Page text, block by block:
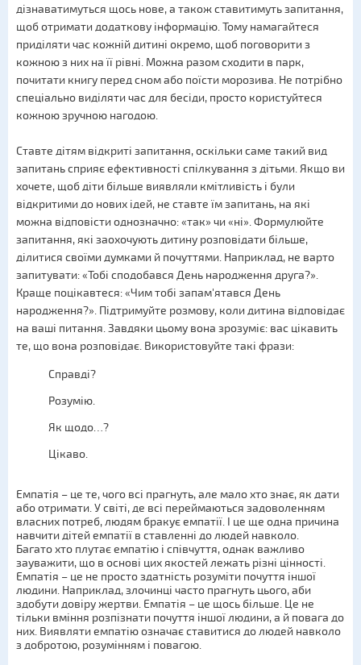
дізнаватимуться щось нове, а також ставитимуть запитання,
щоб отримати додаткову інформацію. Тому намагайтеся
приділяти час кожній дитині окремо, щоб поговорити з
кожною з них на її рівні. Можна разом сходити в парк,
почитати книгу перед сном або поїсти морозива. Не потрібно
спеціально виділяти час для бесіди, просто користуйтеся
кожною зручною нагодою.
Ставте дітям відкриті запитання, оскільки саме такий вид
запитань сприяє ефективності спілкування з дітьми. Якщо ви
хочете, щоб діти більше виявляли кмітливість і були
відкритими до нових ідей, не ставте їм запитань, на які
можна відповісти однозначно: «так» чи «ні». Формулюйте
запитання, які заохочують дитину розповідати більше,
ділитися своїми думками й почуттями. Наприклад, не варто
запитувати: «Тобі сподобався День народження друга?».
Краще поцікавтеся: «Чим тобі запам'ятався День
народження?». Підтримуйте розмову, коли дитина відповідає
на ваші питання. Завдяки цьому вона зрозуміє: вас цікавить
те, що вона розповідає. Використовуйте такі фрази:
Справді?
Розумію.
Як щодо…?
Цікаво.
Емпатія – це те, чого всі прагнуть, але мало хто знає, як дати
або отримати. У світі, де всі переймаються задоволенням
власних потреб, людям бракує емпатії. І це ще одна причина
навчити дітей емпатії в ставленні до людей навколо.
Багато хто плутає емпатію і співчуття, однак важливо
зауважити, що в основі цих якостей лежать різні цінності.
Емпатія – це не просто здатність розуміти почуття іншої
людини. Наприклад, злочинці часто прагнуть цього, аби
здобути довіру жертви. Емпатія – це щось більше. Це не
тільки вміння розпізнати почуття іншої людини, а й повага до
них. Виявляти емпатію означає ставитися до людей навколо
з добротою, розумінням і повагою.